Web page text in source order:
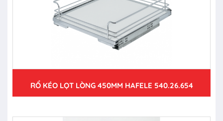
RỔ KÉO LỌT LÒNG 450MM HAFELE 540.26.654